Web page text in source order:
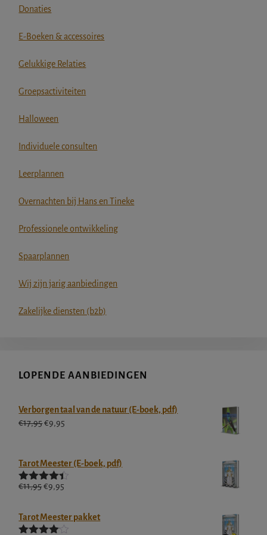
Donaties
E-Boeken & accessoires
Gelukkige Relaties
Groepsactiviteiten
Halloween
Individuele consulten
Leerplannen
Overnachten bij Hans en Tineke
Professionele ontwikkeling
Spaarplannen
Wij zijn jarig aanbiedingen
Zakelijke diensten (b2b)
LOPENDE AANBIEDINGEN
Verborgen taal van de natuur (E-boek, pdf)
€17,95Oorspronkelijke
€17,95.
€9,95
€9,95.
Tarot Meester (E-boek, pdf)
Gewaardee
€11,95Oorspronkelijke
was:
€11,95.
€9,95
€9,95.
Tarot Meester pakket